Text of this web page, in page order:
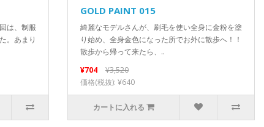
は、制服
。あまり
GOLD PAINT 015
綺麗なモデルさんが、刷毛を使い全身に金粉を塗
り始め、全身金色になった所でお外に散歩へ！！
散歩から帰って来たら、..
¥704
¥3,520
価格(税抜): ¥640
カートに入れる